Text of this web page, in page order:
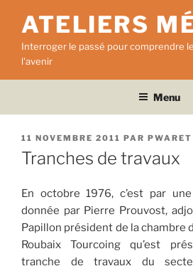
contenu
principal
ATELIERS
Interroger le passé pour comprendre
l'avenir
Menu
PUBLIÉ
LE
11 NOVEMBRE 2011 PAR PWARET
Tranches de travaux
En octobre 1976, c’est par
donnée par Pierre Prouvost,
Papillon président de la chambre
Roubaix Tourcoing qu’est
tranche de travaux du